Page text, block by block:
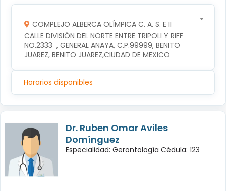
COMPLEJO ALBERCA OLÍMPICA C. A. S. E II
CALLE DIVISIÓN DEL NORTE ENTRE TRIPOLI Y RIFF
NO.2333  , GENERAL ANAYA, C.P.99999, BENITO
JUAREZ, BENITO JUAREZ,CIUDAD DE MEXICO
Horarios disponibles
Dr. Ruben Omar Aviles
Domínguez
Especialidad: Gerontología Cédula: 123